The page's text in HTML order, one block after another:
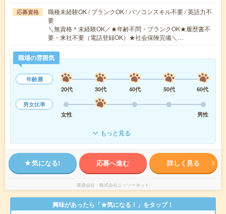
応募資格
職種未経験OK / ブランクOK / パソコンスキル不要 / 英語力不
要
＼無資格＊未経験OK／★年齢不問・ブランクOK★履歴書不
要・来社不要（電話登録OK）★社会保険完備＼…
職場の雰囲気
年齢層
20代
30代 40代 50代
60代
男女比率
女性
男性
もっと見る
気になる! 応募へ進む 詳しく見る
派遣会社 株式会社ニッソーネット
興味があったら「★気になる！」をタップ！